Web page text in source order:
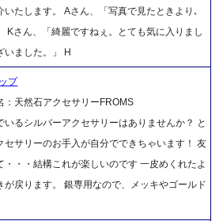
たします。 Aさん、「写真で見たときより､
Kさん、「綺麗ですねぇ。とても気に入りまし
いました。」 H
プ
天然石アクセサリーFROMS
るシルバーアクセサリーはありませんか？ と
セサリーのお手入が自分でできちゃいます！ 友
・・・結構これが楽しいのです 一皮めくれたよ
が戻ります。 銀専用なので、メッキやゴールド